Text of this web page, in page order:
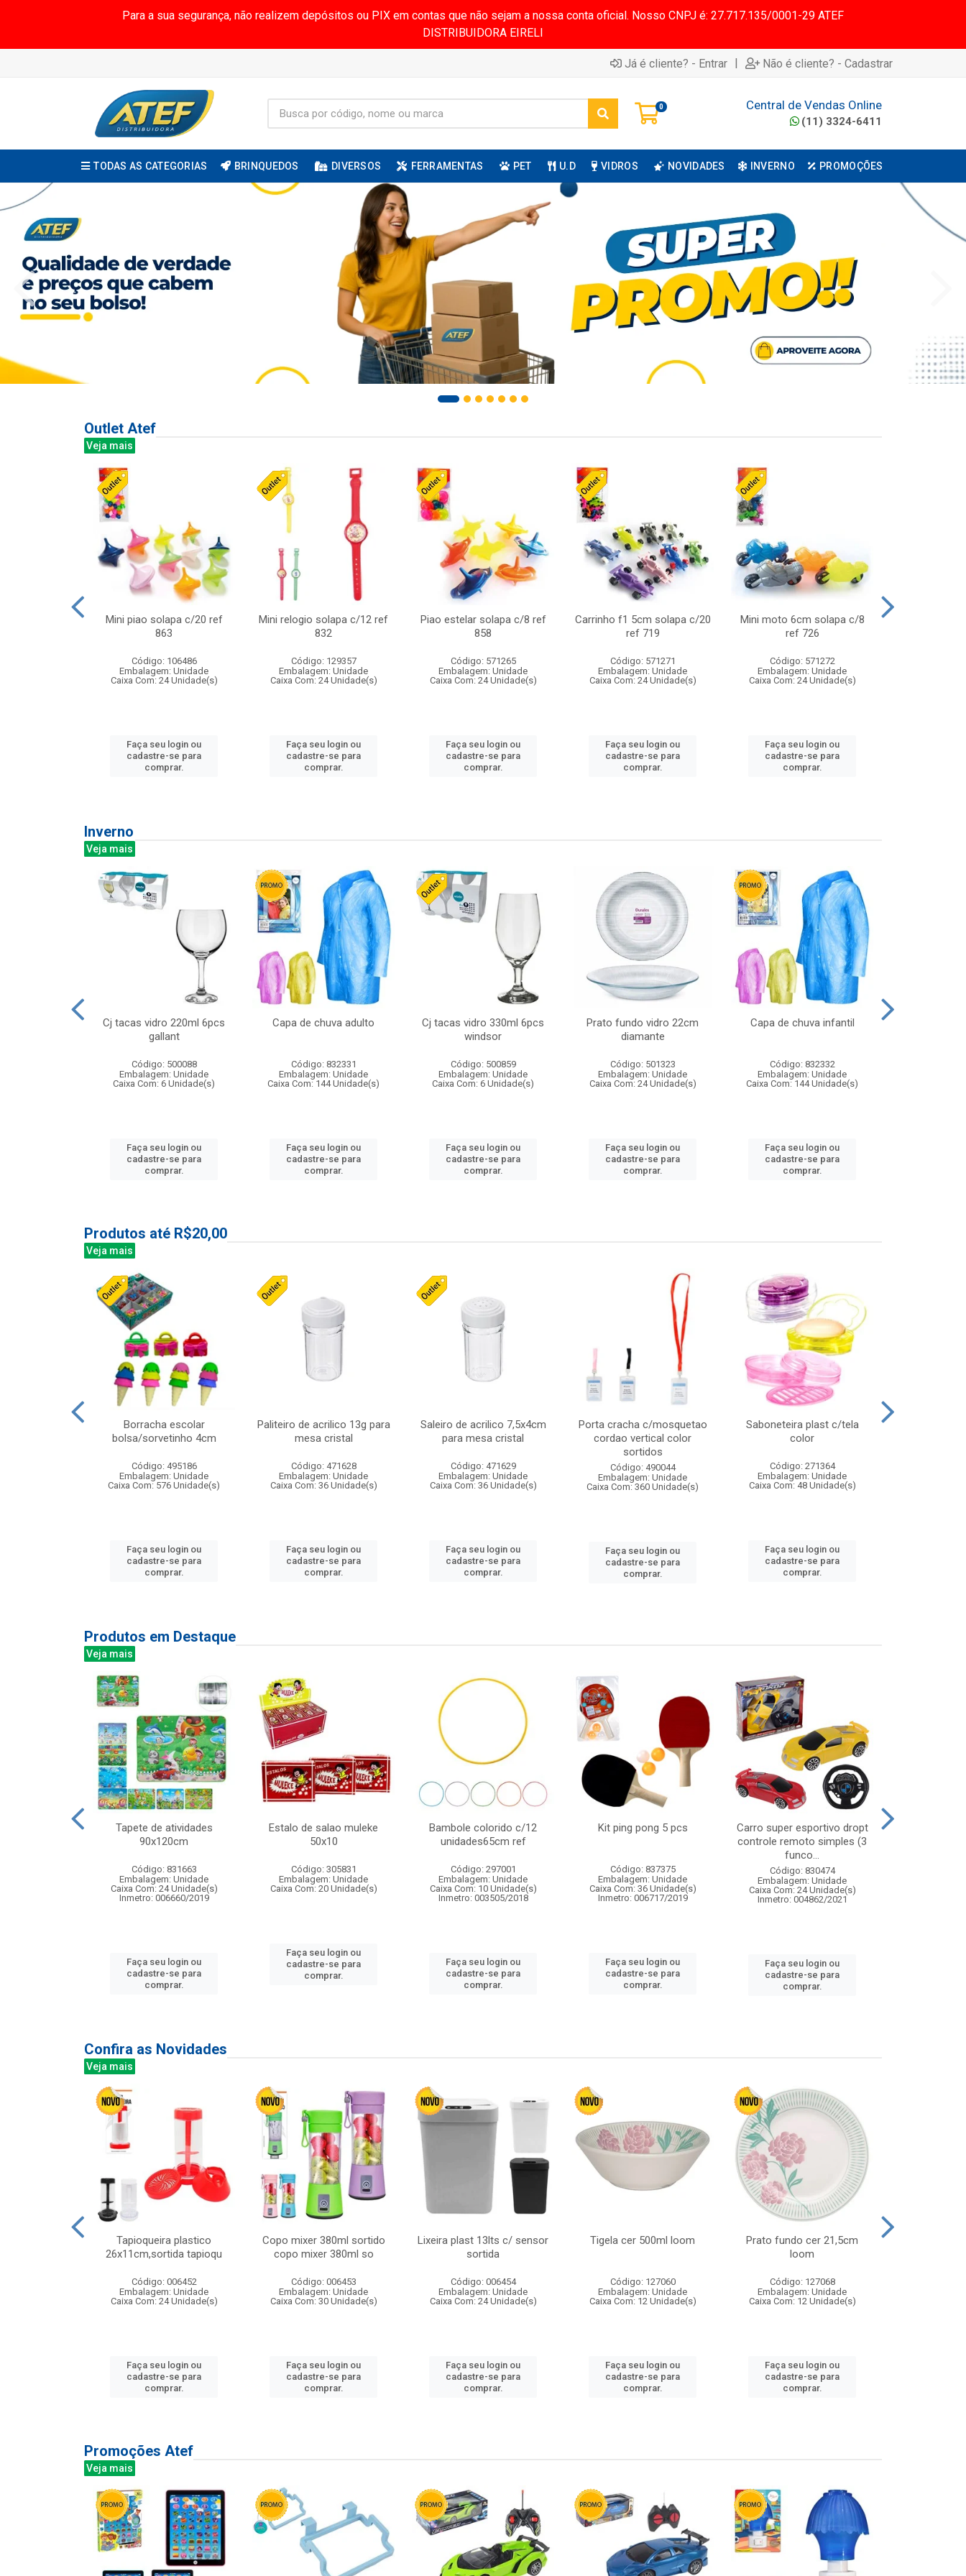
Para a sua segurança, não realizem depósitos ou PIX em contas que não sejam a nossa conta oficial. Nosso CNPJ é: 27.717.135/0001-29 ATEF
DISTRIBUIDORA EIRELI
Já é cliente? - Entrar | Não é cliente? - Cadastrar
0 Central de Vendas Online
(11) 3324-6411
TODAS AS CATEGORIAS BRINQUEDOS DIVERSOS FERRAMENTAS PET U.D VIDROS NOVIDADES INVERNO PROMOÇÕES
Outlet Atef
Veja mais
Mini piao solapa c/20 ref
863
Código: 106486
Embalagem: Unidade
Caixa Com: 24 Unidade(s)
Faça seu login ou
cadastre-se para
comprar.
Mini relogio solapa c/12 ref
832
Código: 129357
Embalagem: Unidade
Caixa Com: 24 Unidade(s)
Faça seu login ou
cadastre-se para
comprar.
Piao estelar solapa c/8 ref
858
Código: 571265
Embalagem: Unidade
Caixa Com: 24 Unidade(s)
Faça seu login ou
cadastre-se para
comprar.
Carrinho f1 5cm solapa c/20
ref 719
Código: 571271
Embalagem: Unidade
Caixa Com: 24 Unidade(s)
Faça seu login ou
cadastre-se para
comprar.
Mini moto 6cm solapa c/8
ref 726
Código: 571272
Embalagem: Unidade
Caixa Com: 24 Unidade(s)
Faça seu login ou
cadastre-se para
comprar.
Inverno
Veja mais
Cj tacas vidro 220ml 6pcs
gallant
Código: 500088
Embalagem: Unidade
Caixa Com: 6 Unidade(s)
Faça seu login ou
cadastre-se para
comprar.
Capa de chuva adulto
Código: 832331
Embalagem: Unidade
Caixa Com: 144 Unidade(s)
Faça seu login ou
cadastre-se para
comprar.
Cj tacas vidro 330ml 6pcs
windsor
Código: 500859
Embalagem: Unidade
Caixa Com: 6 Unidade(s)
Faça seu login ou
cadastre-se para
comprar.
Prato fundo vidro 22cm
diamante
Código: 501323
Embalagem: Unidade
Caixa Com: 24 Unidade(s)
Faça seu login ou
cadastre-se para
comprar.
Capa de chuva infantil
Código: 832332
Embalagem: Unidade
Caixa Com: 144 Unidade(s)
Faça seu login ou
cadastre-se para
comprar.
Produtos até R$20,00
Veja mais
Borracha escolar
bolsa/sorvetinho 4cm
Código: 495186
Embalagem: Unidade
Caixa Com: 576 Unidade(s)
Faça seu login ou
cadastre-se para
comprar.
Paliteiro de acrilico 13g para
mesa cristal
Código: 471628
Embalagem: Unidade
Caixa Com: 36 Unidade(s)
Faça seu login ou
cadastre-se para
comprar.
Saleiro de acrilico 7,5x4cm
para mesa cristal
Código: 471629
Embalagem: Unidade
Caixa Com: 36 Unidade(s)
Faça seu login ou
cadastre-se para
comprar.
Porta cracha c/mosquetao
cordao vertical color
sortidos
Código: 490044
Embalagem: Unidade
Caixa Com: 360 Unidade(s)
Faça seu login ou
cadastre-se para
comprar.
Saboneteira plast c/tela
color
Código: 271364
Embalagem: Unidade
Caixa Com: 48 Unidade(s)
Faça seu login ou
cadastre-se para
comprar.
Produtos em Destaque
Veja mais
Tapete de atividades
90x120cm
Código: 831663
Embalagem: Unidade
Caixa Com: 24 Unidade(s)
Inmetro: 006660/2019
Faça seu login ou
cadastre-se para
comprar.
Estalo de salao muleke
50x10
Código: 305831
Embalagem: Unidade
Caixa Com: 20 Unidade(s)
Faça seu login ou
cadastre-se para
comprar.
Bambole colorido c/12
unidades65cm ref
Código: 297001
Embalagem: Unidade
Caixa Com: 10 Unidade(s)
Inmetro: 003505/2018
Faça seu login ou
cadastre-se para
comprar.
Kit ping pong 5 pcs
Código: 837375
Embalagem: Unidade
Caixa Com: 36 Unidade(s)
Inmetro: 006717/2019
Faça seu login ou
cadastre-se para
comprar.
Carro super esportivo dropt
controle remoto simples (3
funco...
Código: 830474
Embalagem: Unidade
Caixa Com: 24 Unidade(s)
Inmetro: 004862/2021
Faça seu login ou
cadastre-se para
comprar.
Confira as Novidades
Veja mais
Tapioqueira plastico
26x11cm,sortida tapioqu
Código: 006452
Embalagem: Unidade
Caixa Com: 24 Unidade(s)
Faça seu login ou
cadastre-se para
comprar.
Copo mixer 380ml sortido
copo mixer 380ml so
Código: 006453
Embalagem: Unidade
Caixa Com: 30 Unidade(s)
Faça seu login ou
cadastre-se para
comprar.
Lixeira plast 13lts c/ sensor
sortida
Código: 006454
Embalagem: Unidade
Caixa Com: 24 Unidade(s)
Faça seu login ou
cadastre-se para
comprar.
Tigela cer 500ml loom
Código: 127060
Embalagem: Unidade
Caixa Com: 12 Unidade(s)
Faça seu login ou
cadastre-se para
comprar.
Prato fundo cer 21,5cm
loom
Código: 127068
Embalagem: Unidade
Caixa Com: 12 Unidade(s)
Faça seu login ou
cadastre-se para
comprar.
Promoções Atef
Veja mais